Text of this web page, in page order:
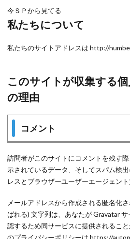
今ＳＰから見てる
私たちについて
私たちのサイトアドレスは http://
このサイトが収集する
の理由
コメント
訪問者がこのサイトにコメントを残す
示されているデータ、そしてスパム検
レスとブラウザーユーザーエージェント
メールアドレスから作成される匿名化
ばれる) 文字列は、あなたが Gravatar
認するため同サービスに提供されるこ
のプライバシーポリシーは https://